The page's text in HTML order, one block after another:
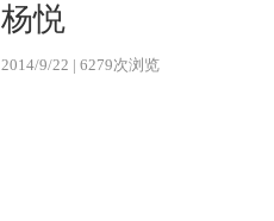
杨悦
2014/9/22 | 6279次浏览